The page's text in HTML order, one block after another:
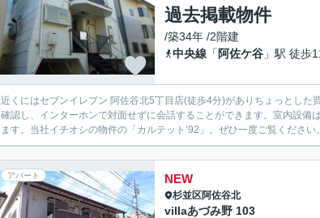
過去掲載物件
/築34年 /2階建
中央線 「 阿佐ケ谷 」駅 徒歩
近くにはセブンイレブン 阿佐谷北5丁目店(徒歩4分)がありちょっとし
確認し、インターホンで対面せずに会話することができます。室内設備
ます。当社イチオシの物件の「カルテット’92」。ぜひ一度ご覧くださ
アパート NEW
杉並区阿佐谷北
villaあづみ野 103